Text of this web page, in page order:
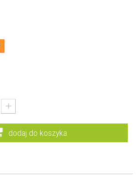
+
dodaj do koszyka